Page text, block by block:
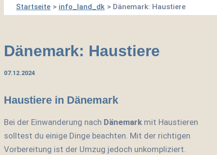
Startseite info_land_dk Dänemark: Haustiere
Dänemark: Haustiere
07.12.2024
Haustiere in Dänemark
Bei der Einwanderung nach Dänemark mit Haustieren
solltest du einige Dinge beachten. Mit der richtigen
Vorbereitung ist der Umzug jedoch unkompliziert.